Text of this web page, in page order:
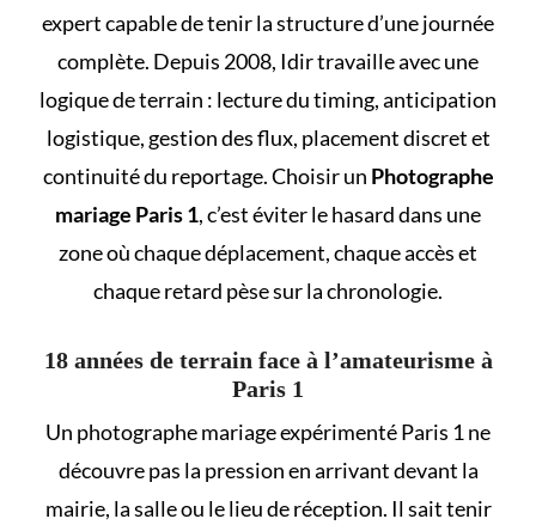
expert capable de tenir la structure d’une journée
complète. Depuis 2008, Idir travaille avec une
logique de terrain : lecture du timing, anticipation
logistique, gestion des flux, placement discret et
continuité du reportage. Choisir un Photographe
mariage Paris 1, c’est éviter le hasard dans une
zone où chaque déplacement, chaque accès et
chaque retard pèse sur la chronologie.
18 années de terrain face à l’amateurisme à
Paris 1
Un photographe mariage expérimenté Paris 1 ne
découvre pas la pression en arrivant devant la
mairie, la salle ou le lieu de réception. Il sait tenir